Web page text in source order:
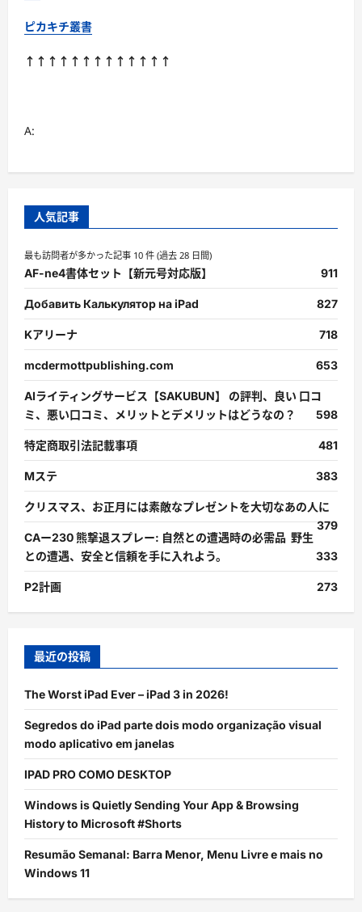
ピカキチ叢書
↑↑↑↑↑↑↑↑↑↑↑↑↑
A:
人気記事
最も訪問者が多かった記事 10 件 (過去 28 日間)
AF-ne4書体セット【新元号対応版】 911
Добавить Калькулятор на iPad 827
Kアリーナ 718
mcdermottpublishing.com 653
AIライティングサービス【SAKUBUN】 の評判、良い 口コ
ミ、悪い口コミ、メリットとデメリットはどうなの？
598
特定商取引法記載事項 481
Mステ 383
クリスマス、お正月には素敵なプレゼントを大切なあの人に
379
CAー230 熊撃退スプレー: 自然との遭遇時の必需品 野生
との遭遇、安全と信頼を手に入れよう。
333
P2計画 273
最近の投稿
The Worst iPad Ever – iPad 3 in 2026!
Segredos do iPad parte dois modo organização visual
modo aplicativo em janelas
IPAD PRO COMO DESKTOP
Windows is Quietly Sending Your App & Browsing
History to Microsoft #Shorts
Resumão Semanal: Barra Menor, Menu Livre e mais no
Windows 11